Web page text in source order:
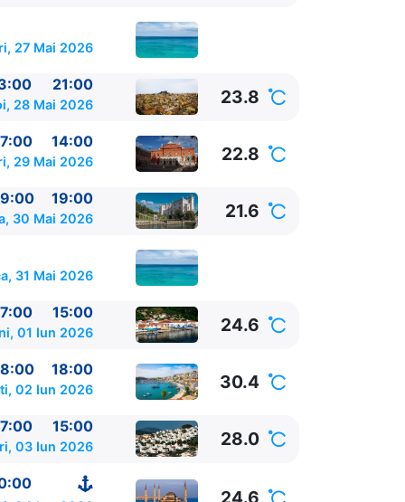
27 Mai 2026
21:00
28 Mai 2026 23.8
14:00
29 Mai 2026 22.8
19:00
30 Mai 2026 21.6
31 Mai 2026
15:00
01 Iun 2026 24.6
18:00
02 Iun 2026 30.4
15:00
03 Iun 2026 28.0
24.6